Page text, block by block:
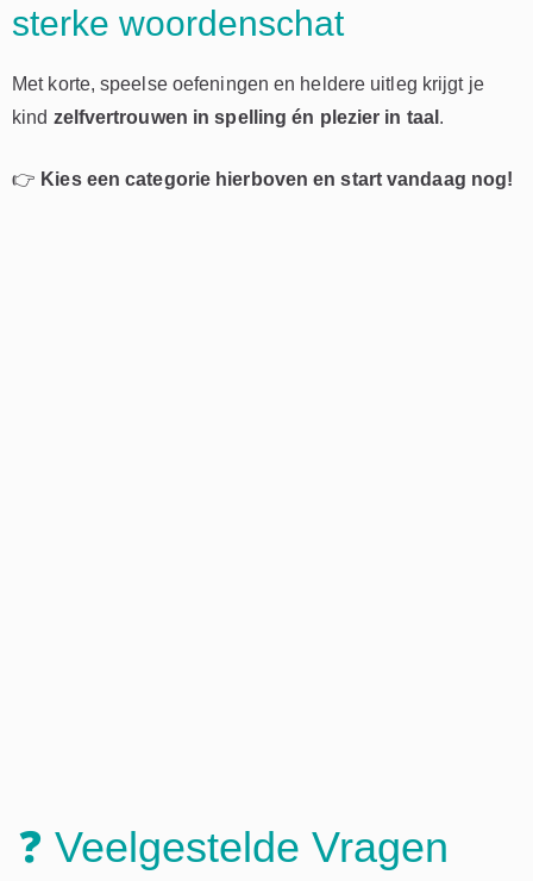
sterke woordenschat
Met korte, speelse oefeningen en heldere uitleg krijgt je
kind zelfvertrouwen in spelling én plezier in taal .
👉 Kies een categorie hierboven en start vandaag nog!
❓ Veelgestelde Vragen